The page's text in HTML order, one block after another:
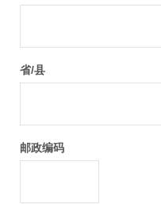
省/县
邮政编码